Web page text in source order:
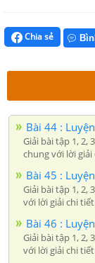
Chia sẻ
Bài 44 :
Giải bài tập 1, 2,
chung với lời
Bài 45 :
Giải bài tập 1, 2,
với lời giải chi
Bài 46 :
Giải bài tập 1, 2,
với lời giải chi